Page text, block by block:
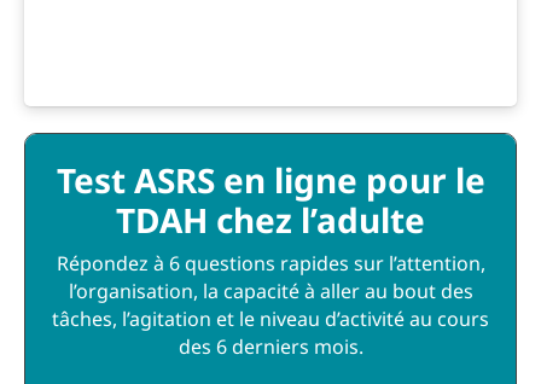
Test ASRS en ligne pour le
TDAH chez l’adulte
Répondez à 6 questions rapides sur l’attention,
l’organisation, la capacité à aller au bout des
tâches, l’agitation et le niveau d’activité au cours
des 6 derniers mois.